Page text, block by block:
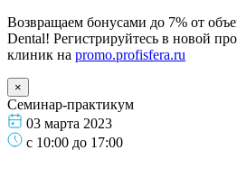
Возвращаем бонусами до 7% от
Dental! Регистрируйтесь в новой
клиник на promo.profisfera.ru
×
Семинар-практикум
03 марта 2023
с 10:00 до 17:00